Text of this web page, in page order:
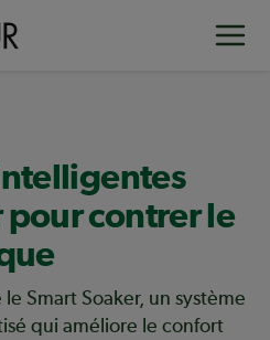
pour contrer le
Smart Soaker, un système
qui améliore le confort